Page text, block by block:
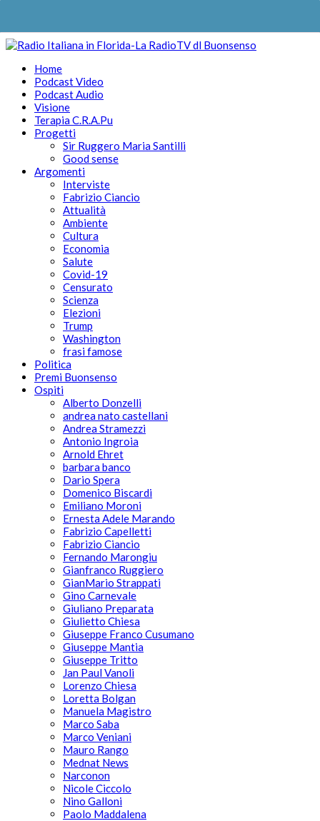
Home
Podcast Video
Podcast Audio
Visione
Terapia C.R.A.Pu
Progetti
Sir Ruggero Maria Santilli
Good sense
Argomenti
Interviste
Fabrizio Ciancio
Attualità
Ambiente
Cultura
Economia
Salute
Covid-19
Censurato
Scienza
Elezioni
Trump
Washington
frasi famose
Politica
Premi Buonsenso
Ospiti
Alberto Donzelli
andrea nato castellani
Andrea Stramezzi
Antonio Ingroia
Arnold Ehret
barbara banco
Dario Spera
Domenico Biscardi
Emiliano Moroni
Ernesta Adele Marando
Fabrizio Capelletti
Fabrizio Ciancio
Fernando Marongiu
Gianfranco Ruggiero
GianMario Strappati
Gino Carnevale
Giuliano Preparata
Giulietto Chiesa
Giuseppe Franco Cusumano
Giuseppe Mantia
Giuseppe Tritto
Jan Paul Vanoli
Lorenzo Chiesa
Loretta Bolgan
Manuela Magistro
Marco Saba
Marco Veniani
Mauro Rango
Mednat News
Narconon
Nicole Ciccolo
Nino Galloni
Paolo Maddalena